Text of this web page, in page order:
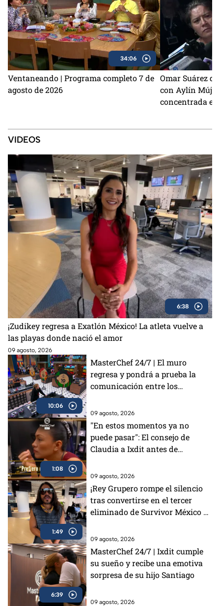
34:06
Ventaneando | Programa completo 7 de
agosto de 2026
Omar Suárez
con Aylín
concentrada en
VIDEOS
6:38
¡Zudikey regresa a Exatlón México! La atleta vuelve a
las playas donde nació el amor
09 agosto, 2026
10:06
MasterChef 24/7 | El muro
regresa y pondrá a prueba la
comunicación entre los
09 agosto, 2026
1:08
"En estos momentos ya no
puede pasar": El consejo de
Claudia a Ixdit antes de
MasterChef 24/7 (VIDEO)
09 agosto, 2026
1:49
¡Rey Grupero rompe el silencio
tras convertirse en el tercer
eliminado de Survivor México La
09 agosto, 2026
6:39
MasterChef 24/7 | Ixdit cumple
su sueño y recibe una emotiva
sorpresa de su hijo Santiago
09 agosto, 2026